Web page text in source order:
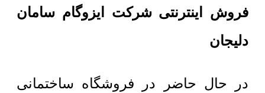
فروش اینترنتی شرکت ایزوگام سامان
دلیجان
در حال حاضر در فروشگاه ساختمانی